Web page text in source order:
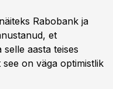
Rabobank ja
et
aasta teises
on väga optimistlik